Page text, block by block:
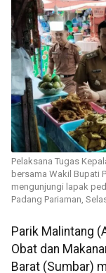
Pelaksana Tugas
bersama Wakil Bupati
mengunjungi lapak
Padang Pariaman,
Parik Malintang
Obat dan
Barat (Sumbar)